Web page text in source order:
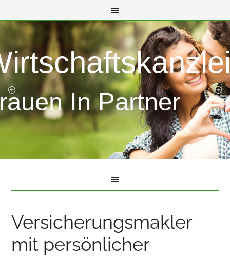
In Partner
Versicherungsmakler
mit persönlicher